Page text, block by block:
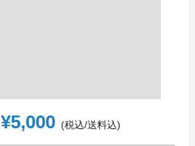
¥5,000 (税込/送料込)